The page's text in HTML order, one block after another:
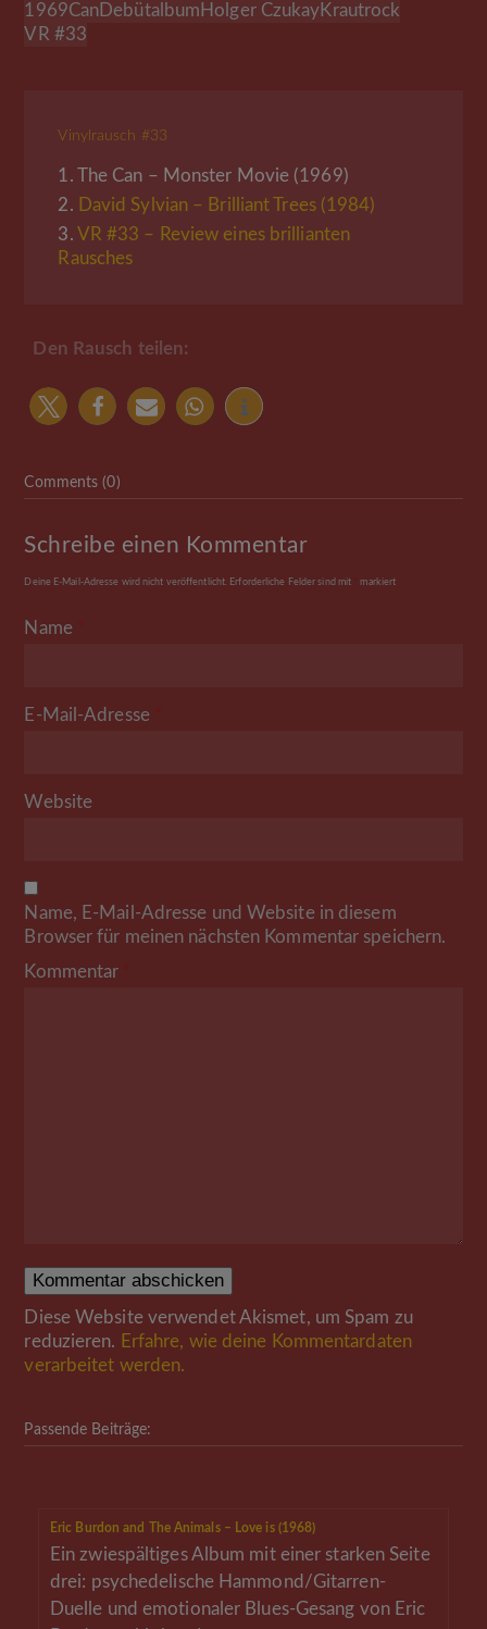
1969Can Debütalbum Holger CzukayKrautrock
VR #33
Vinylrausch #33
1. The Can – Monster Movie (1969)
2.
David Sylvian – Brilliant Trees (1984)
3. VR #33 – Review eines brillianten
Rausches
Den Rausch teilen:
Comments (0)
Schreibe einen Kommentar
Deine E-Mail-Adresse wird nicht veröffentlicht. Erforderliche Felder sind mit markiert
Name
E-Mail-Adresse
Website
Name, E-Mail-Adresse und Website in diesem
Browser für meinen nächsten Kommentar speichern.
Kommentar
Diese Website verwendet Akismet, um Spam zu
reduzieren. Erfahre, wie deine Kommentardaten
verarbeitet werden.
Passende Beiträge:
Eric Burdon and The Animals – Love is (1968)
Ein zwiespältiges Album mit einer starken Seite
drei: psychedelische Hammond/Gitarren-
Duelle und emotionaler Blues-Gesang von Eric